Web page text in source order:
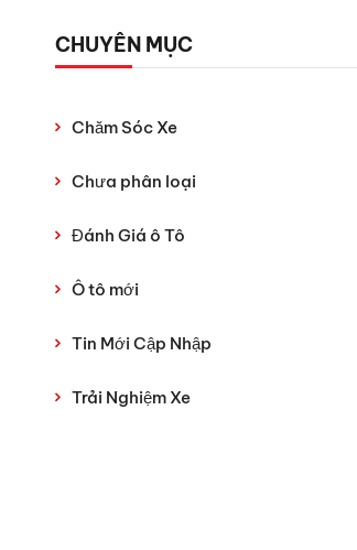
CHUYÊN MỤC
Chăm Sóc Xe
Chưa phân loại
Đánh Giá ô Tô
Ô tô mới
Tin Mới Cập Nhập
Trải Nghiệm Xe